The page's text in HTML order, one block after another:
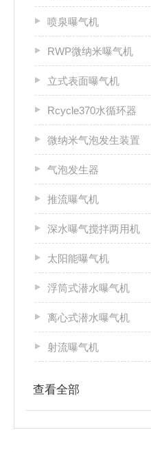
喷泉曝气机
RWP微纳米曝气机
立式表面曝气机
Rcycle370水循环器
微纳米气泡发生装置
气泡发生器
推流曝气机
深水曝气搅拌两用机
太阳能曝气机
浮筒式潜水曝气机
离心式潜水曝气机
射流曝气机
查看全部